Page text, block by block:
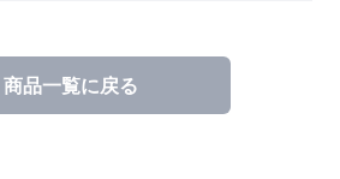
商品一覧に戻る